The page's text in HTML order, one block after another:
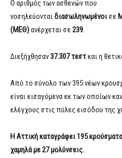
Ο αριθμός των ασθενών που
νοσηλεύονταιδιασωληνωμένοισε
(ΜΕΘ)ανέρχεται σε 239.
Διεξήχθησαν37.307 τεστκαι η
Από το σύνολο των 395 νέων
είναι εισαγόμενα εκ των οποίων
ελέγχους στις πύλες εισόδου της
Η Αττική καταγράφει 195
χαμηλά με 27 μολύνσεις.